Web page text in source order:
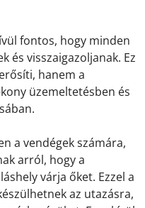
fontos, hogy minden
és visszaigazoljanak. Ez
hanem a
üzemeltetésben és
a vendégek számára,
arról, hogy a
várja őket. Ezzel a
az utazásra,